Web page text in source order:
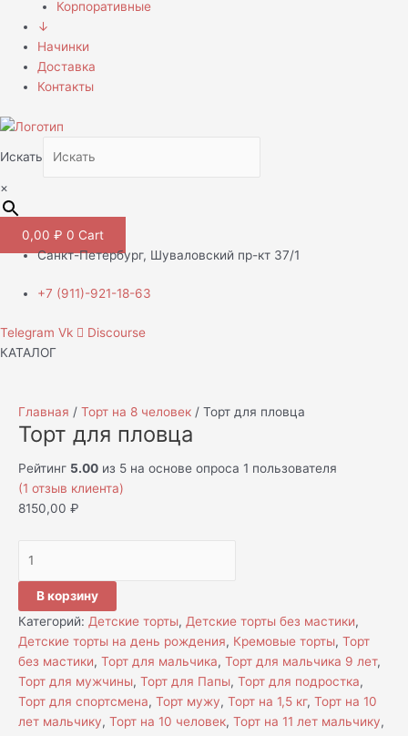
Корпоративные
↓
Начинки
Доставка
Контакты
Искать
×
0,00 ₽ 0 Cart
Санкт-Петербург, Шуваловский пр-кт 37/1
+7 (911)-921-18-63
Telegram Vk
Discourse
КАТАЛОГ
Главная / Торт на 8 человек / Торт для пловца
Торт для пловца
Рейтинг 5.00 из 5 на основе опроса 1 пользователя
(1 отзыв клиента)
8150,00 ₽
В корзину
Категорий: Детские торты, Детские торты без мастики,
Детские торты на день рождения, Кремовые торты, Торт
без мастики, Торт для мальчика, Торт для мальчика 9 лет,
Торт для мужчины, Торт для Папы, Торт для подростка,
Торт для спортсмена, Торт мужу, Торт на 1,5 кг, Торт на 10
лет мальчику, Торт на 10 человек, Торт на 11 лет мальчику,